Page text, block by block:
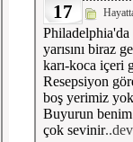
17
Philadelphia'da
yarısını biraz
karı-koca içeri
Resepsiyon
boş yerimiz
Buyurun benim
çok sevinir